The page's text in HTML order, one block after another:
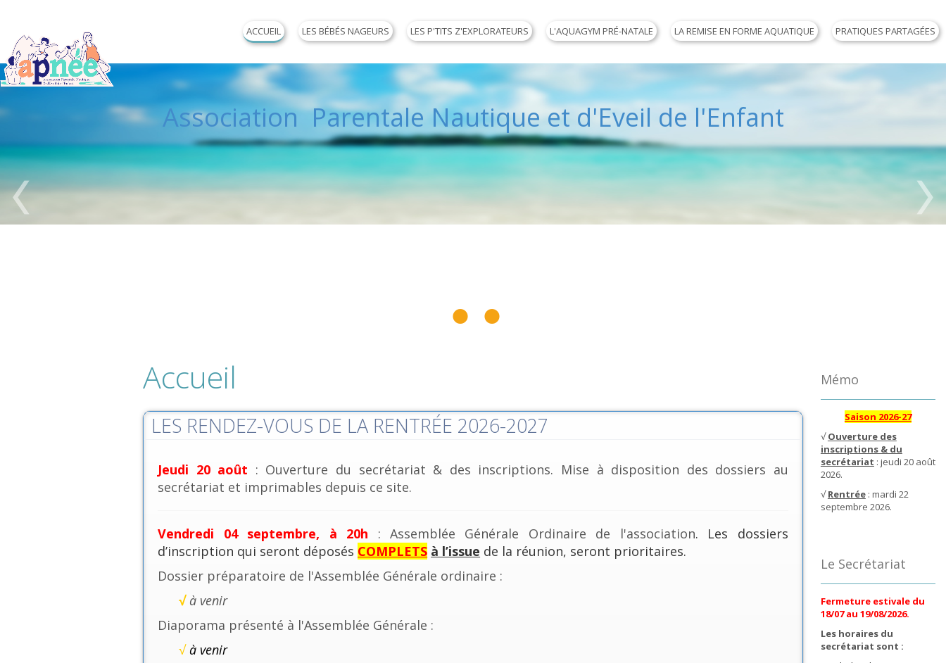
ACCUEIL LES BÉBÉS NAGEURS LES P'TITS Z'EXPLORATEURS L'AQUAGYM PRÉ-NATALE LA REMISE EN FORME AQUATIQUE PRATIQUES PARTAGÉES
Association Parentale Nautique et d'Eveil de l'Enfant
Accueil
LES RENDEZ-VOUS DE LA RENTRÉE 2026-2027
Jeudi 20 août : Ouverture du secrétariat & des inscriptions. Mise à disposition des dossiers au
secrétariat et imprimables depuis ce site.
Vendredi 04 septembre, à 20h : Assemblée Générale Ordinaire de l'association. Les dossiers
d’inscription qui seront déposés COMPLETS à l’issue de la réunion, seront prioritaires.
Dossier préparatoire de l'Assemblée Générale ordinaire :
√ à venir
Diaporama présenté à l'Assemblée Générale :
√à venir
Mémo
Saison 2026-27
√Ouverture des
inscriptions & du
secrétariat : jeudi 20 août
2026.
√Rentrée: mardi 22
septembre 2026.
Le Secrétariat
Fermeture estivale du
18/07 au 19/08/2026.
Les horaires du
secrétariat sont :